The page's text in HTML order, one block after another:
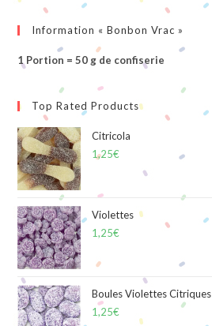
Information « Bonbon Vrac »
1 Portion = 50 g de confiserie
Top Rated Products
Citricola
1,25€
Violettes
1,25€
Boules Violettes Citriques
1,25€